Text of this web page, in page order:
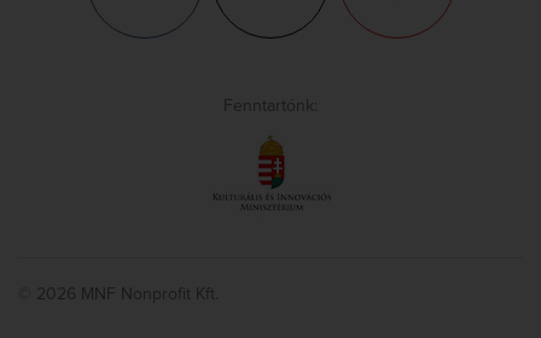
Fenntartónk:
© 2026 MNF Nonprofit Kft.